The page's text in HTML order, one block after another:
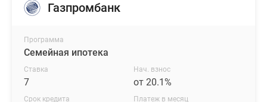
Газпромбанк
Программа
Семейная ипотека
Ставка
7
Нач. взнос
от 20.1%
Срок кредита Платеж в месяц